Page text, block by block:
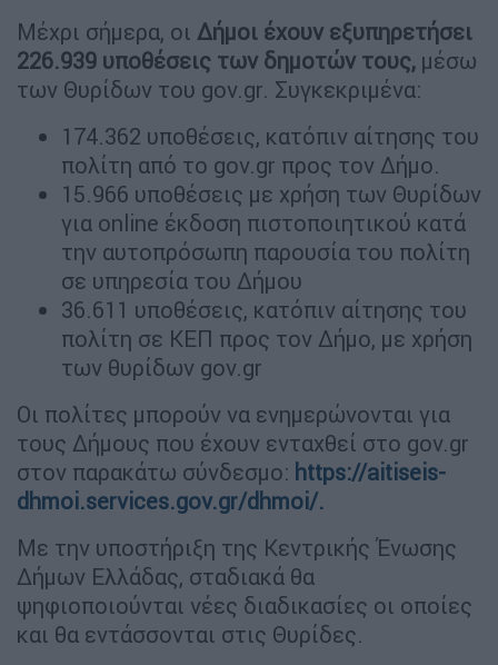
Μέχρι σήμερα, οι Δήμοι έχουν εξυπηρετήσει
226.939 υποθέσεις των δημοτών τους, μέσω
των Θυρίδων του gov.gr. Συγκεκριμένα:
174.362 υποθέσεις, κατόπιν αίτησης του
πολίτη από το gov.gr προς τον Δήμο.
15.966 υποθέσεις με χρήση των Θυρίδων
για online έκδοση πιστοποιητικού κατά
την αυτοπρόσωπη παρουσία του πολίτη
σε υπηρεσία του Δήμου
36.611 υποθέσεις, κατόπιν αίτησης του
πολίτη σε ΚΕΠ προς τον Δήμο, με χρήση
των θυρίδων gov.gr
Οι πολίτες μπορούν να ενημερώνονται για
τους Δήμους που έχουν ενταχθεί στο gov.gr
στον παρακάτω σύνδεσμο: https://aitiseis-
dhmoi.services.gov.gr/dhmoi/.
Με την υποστήριξη της Κεντρικής Ένωσης
Δήμων Ελλάδας, σταδιακά θα
ψηφιοποιούνται νέες διαδικασίες οι οποίες
και θα εντάσσονται στις Θυρίδες.